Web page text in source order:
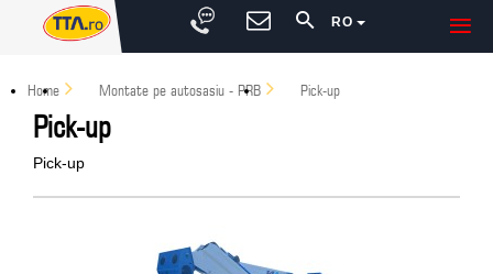
RO
Home Montate pe autosasiu - PRB Pick-up
Pick-up
Pick-up